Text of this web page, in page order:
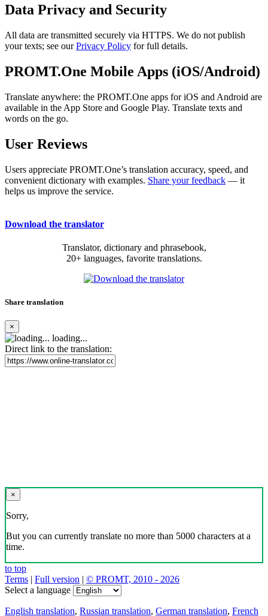
Data Privacy and Security
All data are transmitted securely via HTTPS. We do not publish
your texts; see ourPrivacy Policy for full details.
PROMT.One Mobile Apps (iOS/Android)
Translate anywhere: the PROMT.One apps for iOS and Android are
available in the App Store and Google Play. Translate texts and
words on the go.
User Reviews
Users appreciate PROMT.One’s translation accuracy, speed, and
convenient dictionary with examples. Share your feedback — it
helps us improve the service.
Download the translator
Translator, dictionary and phrasebook,
20+ languages, favorite translations.
Share translation
×
loading...
Direct link to the translation:
×
Sorry,
But you can currently translate no more than 5000 characters at a
time.
to top
Terms | Full version | © PROMT, 2010 - 2026
Select a language
English translation, Russian translation, German translation, French